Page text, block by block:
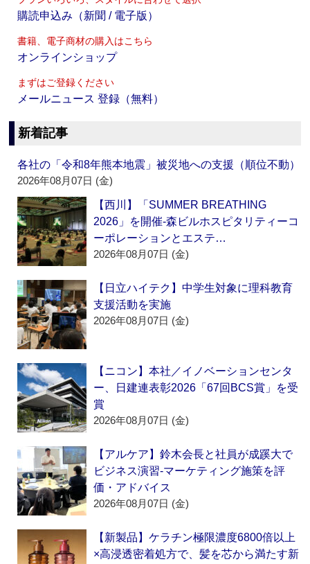
購読申込み（新聞 / 電子版）
書籍、電子商材の購入はこちら
オンラインショップ
まずはご登録ください
メールニュース 登録（無料）
新着記事
各社の「令和8年熊本地震」被災地への支援（順位不動）
2026年08月07日 (金)
【西川】「SUMMER BREATHING
2026」を開催‐森ビルホスピタリティーコ
ーポレーションとエステ…
2026年08月07日 (金)
【日立ハイテク】中学生対象に理科教育
支援活動を実施
2026年08月07日 (金)
【ニコン】本社／イノベーションセンタ
ー、日建連表彰2026「67回BCS賞」を受
賞
2026年08月07日 (金)
【アルケア】鈴木会長と社員が成蹊大で
ビジネス演習‐マーケティング施策を評
価・アドバイス
2026年08月07日 (金)
【新製品】ケラチン極限濃度6800倍以上
×高浸透密着処方で、髪を芯から満たす新